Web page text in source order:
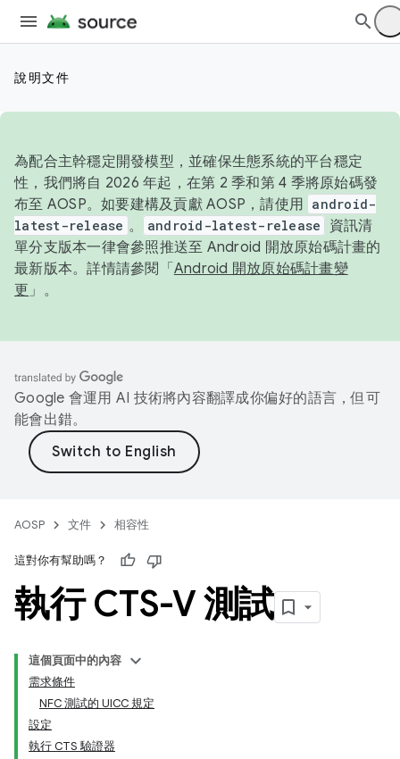
說明文件
為配合主幹穩定開發模型，並確保生態系統的平台穩定
性，我們將自 2026 年起，在第 2 季和第 4 季將原始碼發
布至 AOSP。如要建構及貢獻 AOSP，請使用 android-
latest-release 。 android-latest-release
資訊清
單分支版本一律會參照推送至 Android 開放原始碼計畫的
最新版本。詳情請參閱「 Android 開放原始碼計畫變
更 」。
Google 會運用 AI 技術將內容翻譯成你偏好的語言，但可
能會出錯。
AOSP 文件 相容性
這對你有幫助嗎？
執行 CTS-V 測試
這個頁面中的內容
需求條件
NFC 測試的 UICC 規定
設定
執行 CTS 驗證器